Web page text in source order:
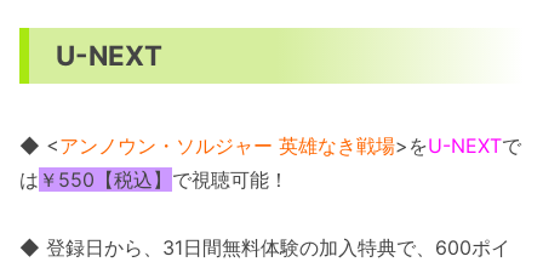
U-NEXT
◆ <アンノウン・ソルジャー 英雄なき戦場>をU-NEXTで
は ￥550【税込】 で視聴可能！
◆ 登録日から、31日間無料体験の加入特典で、600ポイ